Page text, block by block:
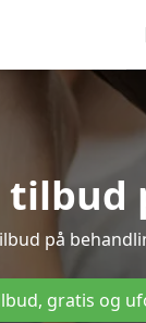
på
gratis og